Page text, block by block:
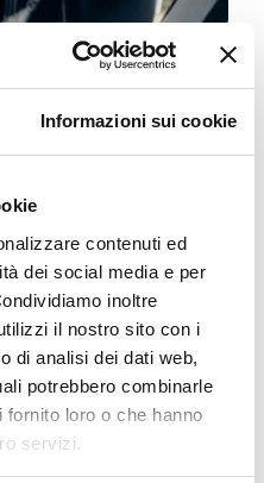
Informazioni sui cookie
contenuti ed
dei social media e per
inoltre
il nostro sito con i
di analisi dei dati web,
potrebbero combinarle
loro o che hanno
servizi.
e non aggressive il